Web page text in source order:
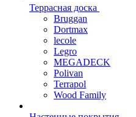
Террасная доска
Bruggan
Dortmax
lecole
Legro
MEGADECK
Polivan
Terrapol
Wood Family